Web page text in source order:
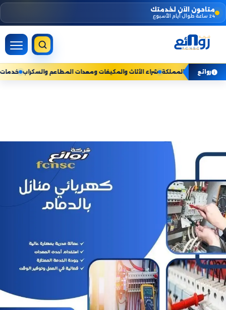
Skip
to
content
متاحون الآن لخدمتك
24 ساعة طوال أيام الأسبوع
روائع
المنزلية — نخدم جميع مناطق المملكة شراء الأثاث والمكيفات ومعدات